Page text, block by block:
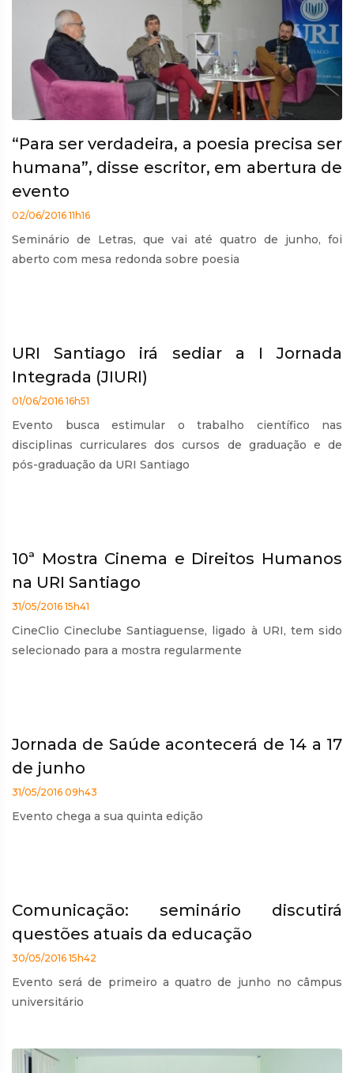
“Para ser verdadeira, a poesia precisa ser
humana”, disse escritor, em abertura de
evento
02/06/2016 11h16
Seminário de Letras, que vai até quatro de junho, foi
aberto com mesa redonda sobre poesia
URI Santiago irá sediar a I Jornada
Integrada (JIURI)
01/06/2016 16h51
Evento busca estimular o trabalho científico nas
disciplinas curriculares dos cursos de graduação e de
pós-graduação da URI Santiago
10ª Mostra Cinema e Direitos Humanos
na URI Santiago
31/05/2016 15h41
CineClio Cineclube Santiaguense, ligado à URI, tem sido
selecionado para a mostra regularmente
Jornada de Saúde acontecerá de 14 a 17
de junho
31/05/2016 09h43
Evento chega a sua quinta edição
Comunicação: seminário discutirá
questões atuais da educação
30/05/2016 15h42
Evento será de primeiro a quatro de junho no câmpus
universitário